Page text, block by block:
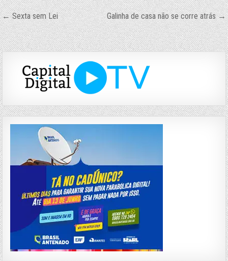
Navegação
de
Post
← Sexta sem Lei Galinha de casa não se corre atrás →